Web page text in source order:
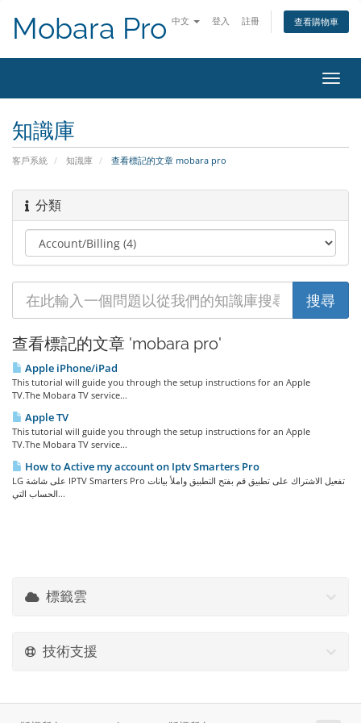
中文 登入 註冊 查看購物車
Mobara Pro
切
換
知識庫
客戶系統 知識庫 查看標記的文章 mobara pro
分類
查看標記的文章 'mobara pro'
Apple iPhone/iPad
This tutorial will guide you through the setup instructions for an Apple
TV.The Mobara TV service...
Apple TV
This tutorial will guide you through the setup instructions for an Apple
TV.The Mobara TV service...
How to Active my account on Iptv Smarters Pro
LG على شاشة IPTV Smarters Pro تفعيل الاشتراك على تطبيق قم بفتح التطبيق واملأ بيانات
الحساب التي...
標籤雲
技術支援